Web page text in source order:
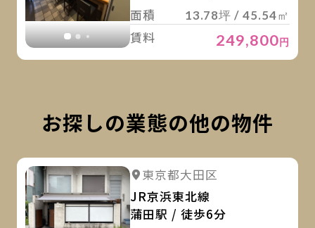
面積
13.78坪 / 45.54㎡
賃料 249,800円
お探しの業態の他の物件
詳細を見る
東京都大田区
JR京浜東北線
蒲田駅 / 徒歩6分